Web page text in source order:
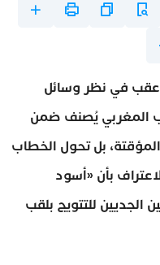
عقب في نظر وسائل
المغربي يُصنف ضمن
المؤقتة، بل تحول الخطاب
بأن «أسود
الجديين للتتويج بلقب